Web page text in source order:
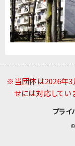
※当団体は2026年3
せには対応してい
プライ